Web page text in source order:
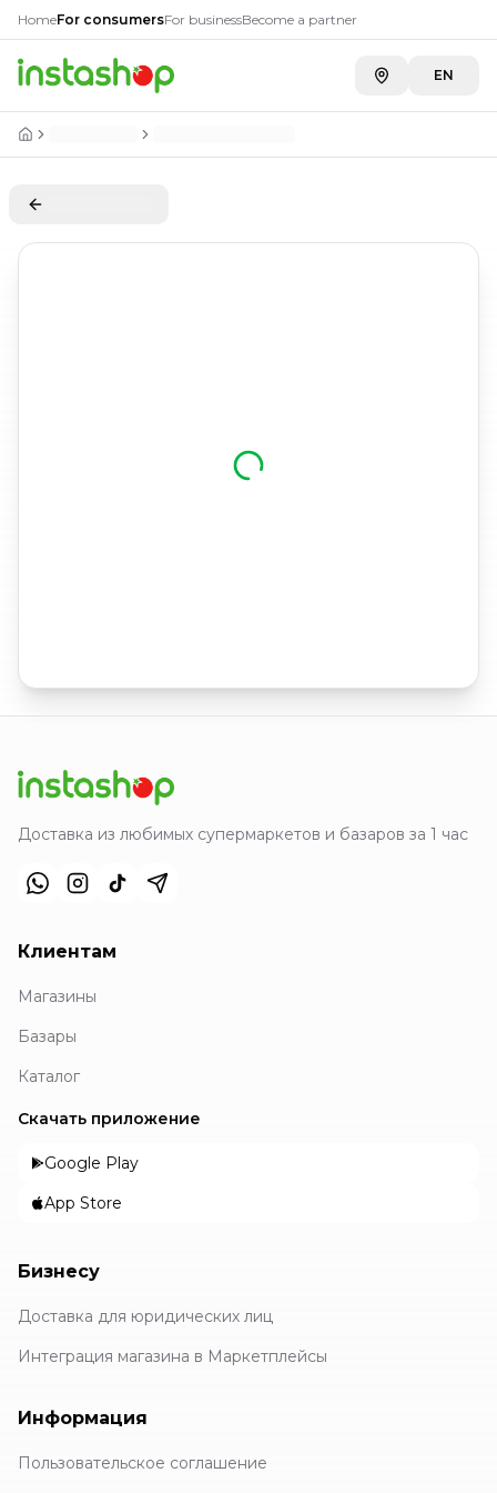
HomeFor consumersFor businessBecome a partner
EN
Доставка из любимых супермаркетов и базаров за 1 час
Клиентам
Магазины
Базары
Каталог
Скачать приложение
Google Play
App Store
Бизнесу
Доставка для юридических лиц
Интеграция магазина в Маркетплейсы
Информация
Пользовательское соглашение